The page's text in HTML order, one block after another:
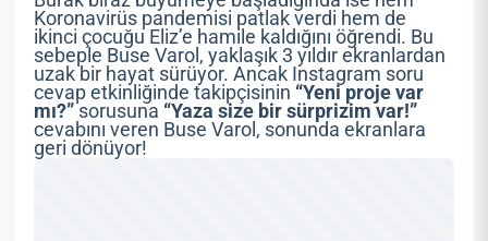
Koronavirüs pandemisi patlak verdi hem de
ikinci çocuğu Eliz’e hamile kaldığını öğrendi. Bu
sebeple Buse Varol, yaklaşık 3 yıldır ekranlardan
uzak bir hayat sürüyor. Ancak Instagram soru
cevap etkinliğinde takipçisinin “Yeni proje var
mı?” sorusuna “Yaza size bir sürprizim var!”
cevabını veren Buse Varol, sonunda ekranlara
geri dönüyor!